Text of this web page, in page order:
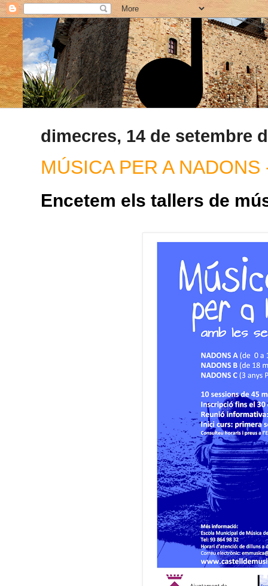
dimecres, 14 de setembre
MÚSICA PER A
Encetem els tallers de